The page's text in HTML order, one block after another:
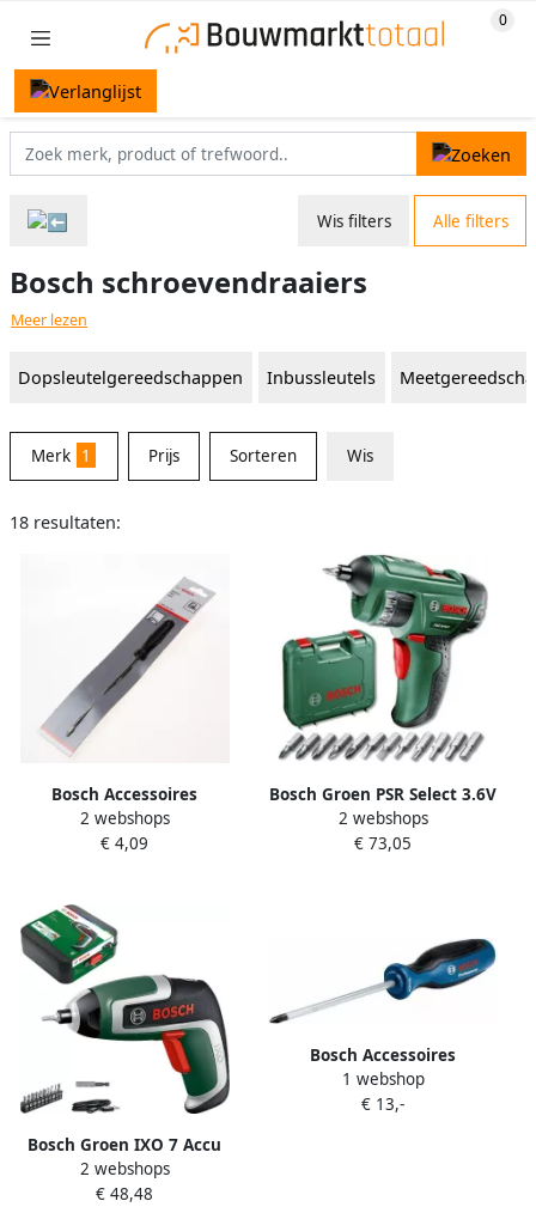
Wis filters Alle filters
Bosch schroevendraaiers
Meer lezen
Dopsleutelgereedschappen Inbussleutels
Merk 1 Prijs Sorteren Wis
18 resultaten:
Bosch Accessoires
Schroevendraaiers 1st
1609200265
2 webshops
€ 4,09
Bosch Groen PSR Select 3.6V
Li-Ion accu
schroevendraaier set (1.5Ah
2 webshops
€ 73,05
Bosch Groen IXO 7 Accu
Schroevendraaier | 3 6 V | 2
0 Ah | 5 Nm | incl. 10-delige
2 webshops
€ 48,48
Bosch Accessoires
Schroevendraaier PZ 2x125
1600A01V08
1 webshop
€ 13,-